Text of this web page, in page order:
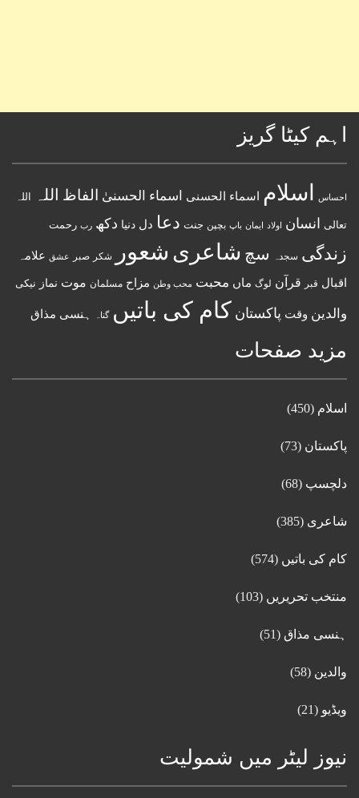
اہم کیٹا گریز
احساس اسلام اسماء الحسنى اسماء الحسنیٰ الفاظ اللہ اللہ
تعالی انسان اولاد ایمان باپ بچپن جنت دعا دل دنیا دکھ رب رحمت
زندگی سجدہ سچ شاعری شعور شکر صبر عشق علامہ
اقبال قبر قرآن لوگ ماں محبت محب وطن مزاح مسلمان موت نماز نیکی
والدین وقت پاکستان کام کی باتیں گناہ ہنسی مذاق
مزید صفحات
اسلام (450)
پاکستان (73)
دلچسپ (68)
شاعری (385)
کام کی باتیں (574)
منتخب تحریریں (103)
ہنسی مذاق (51)
والدین (58)
ویڈیو (21)
نیوز لیٹر میں شمولیت